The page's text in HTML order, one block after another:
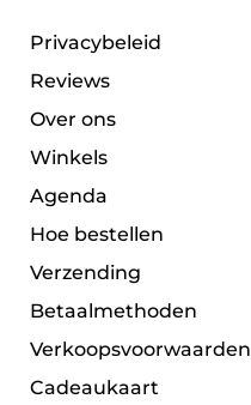
Privacybeleid
Reviews
Over ons
Winkels
Agenda
Hoe bestellen
Verzending
Betaalmethoden
Verkoopsvoorwaarden
Cadeaukaart